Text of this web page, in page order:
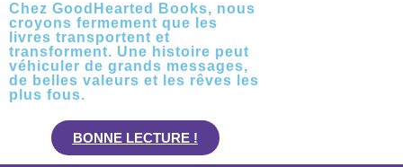
Chez GoodHearted Books, nous
croyons fermement que les
livres transportent et
transforment. Une histoire peut
véhiculer de grands messages,
de belles valeurs et les rêves les
plus fous.
BONNE LECTURE !